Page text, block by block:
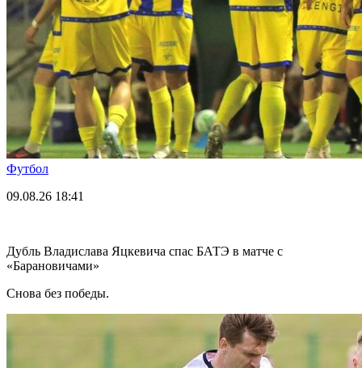
Футбол
09.08.26 18:41
Дубль Владислава Яцкевича спас БАТЭ в матче с
«Барановичами»
Снова без победы.